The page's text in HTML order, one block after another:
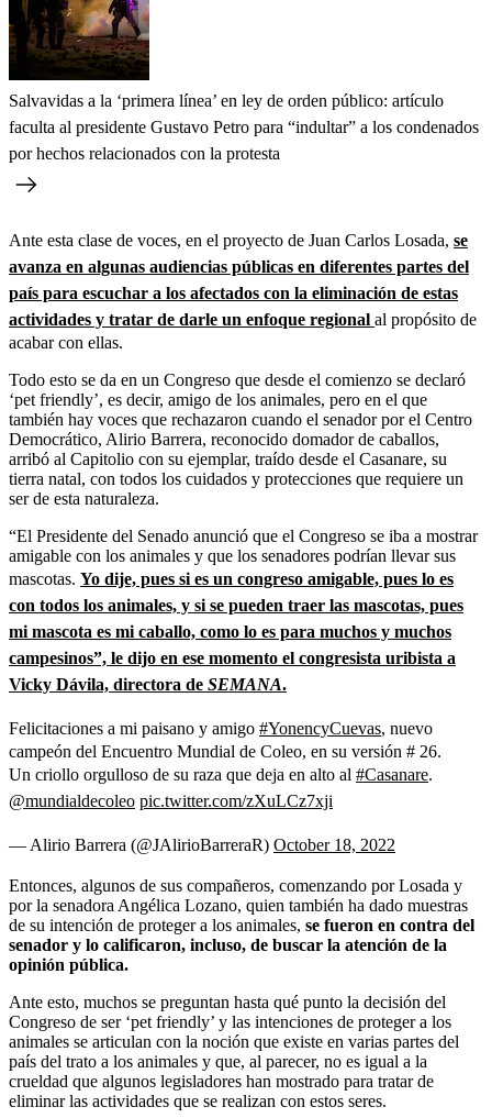
Salvavidas a la ‘primera línea’ en ley de orden público: artículo
faculta al presidente Gustavo Petro para “indultar” a los condenados
por hechos relacionados con la protesta
Ante esta clase de voces, en el proyecto de Juan Carlos Losada, se
avanza en algunas audiencias públicas en diferentes partes del
país para escuchar a los afectados con la eliminación de estas
actividades y tratar de darle un enfoque regional al propósito de
acabar con ellas.
Todo esto se da en un Congreso que desde el comienzo se declaró
‘pet friendly’, es decir, amigo de los animales, pero en el que
también hay voces que rechazaron cuando el senador por el Centro
Democrático, Alirio Barrera, reconocido domador de caballos,
arribó al Capitolio con su ejemplar, traído desde el Casanare, su
tierra natal, con todos los cuidados y protecciones que requiere un
ser de esta naturaleza.
“El Presidente del Senado anunció que el Congreso se iba a mostrar
amigable con los animales y que los senadores podrían llevar sus
mascotas. Yo dije, pues si es un congreso amigable, pues lo es
con todos los animales, y si se pueden traer las mascotas, pues
mi mascota es mi caballo, como lo es para muchos y muchos
campesinos”, le dijo en ese momento el congresista uribista a
Vicky Dávila, directora de SEMANA.
Felicitaciones a mi paisano y amigo #YonencyCuevas, nuevo
campeón del Encuentro Mundial de Coleo, en su versión # 26.
Un criollo orgulloso de su raza que deja en alto al #Casanare.
@mundialdecoleo pic.twitter.com/zXuLCz7xji
— Alirio Barrera (@JAlirioBarreraR) October 18, 2022
Entonces, algunos de sus compañeros, comenzando por Losada y
por la senadora Angélica Lozano, quien también ha dado muestras
de su intención de proteger a los animales, se fueron en contra del
senador y lo calificaron, incluso, de buscar la atención de la
opinión pública.
Ante esto, muchos se preguntan hasta qué punto la decisión del
Congreso de ser ‘pet friendly’ y las intenciones de proteger a los
animales se articulan con la noción que existe en varias partes del
país del trato a los animales y que, al parecer, no es igual a la
crueldad que algunos legisladores han mostrado para tratar de
eliminar las actividades que se realizan con estos seres.